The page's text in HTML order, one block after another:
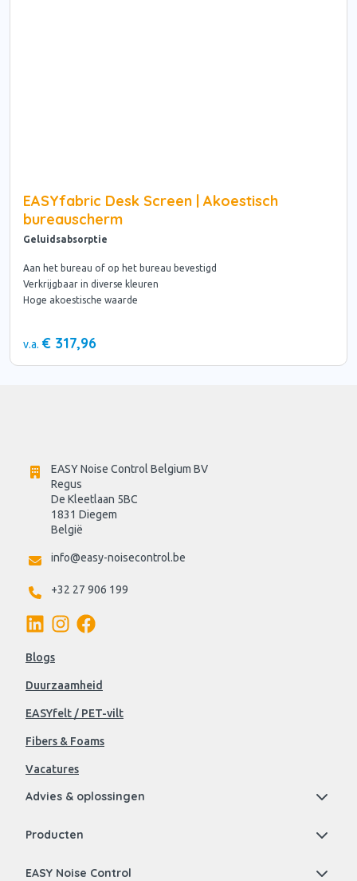
EASYfabric Desk Screen | Akoestisch
bureauscherm
Geluidsabsorptie
Aan het bureau of op het bureau bevestigd
Verkrijgbaar in diverse kleuren
Hoge akoestische waarde
v.a. € 317,96
EASY Noise Control Belgium BV
Regus
De Kleetlaan 5BC
1831 Diegem
België
info@easy-noisecontrol.be
+32 27 906 199
Blogs
Duurzaamheid
EASYfelt / PET-vilt
Fibers & Foams
Vacatures
Advies & oplossingen
Producten
EASY Noise Control